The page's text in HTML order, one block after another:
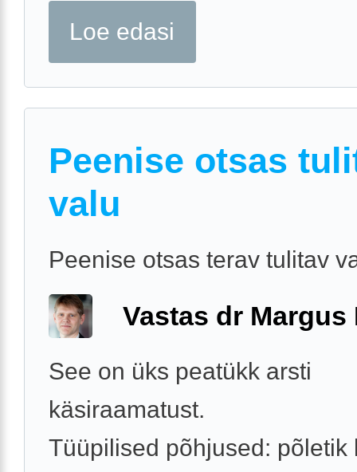
Loe edasi
Peenise otsas
valu
Peenise otsas terav tulitav
Vastas dr Margus
See on üks peatükk arsti
käsiraamatust.
Tüüpilised põhjused: põletik